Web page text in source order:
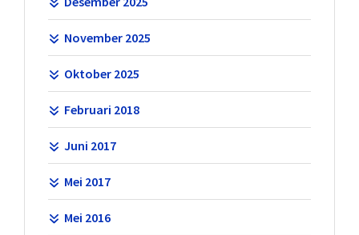
November 2025
Oktober 2025
Februari 2018
Juni 2017
Mei 2017
Mei 2016